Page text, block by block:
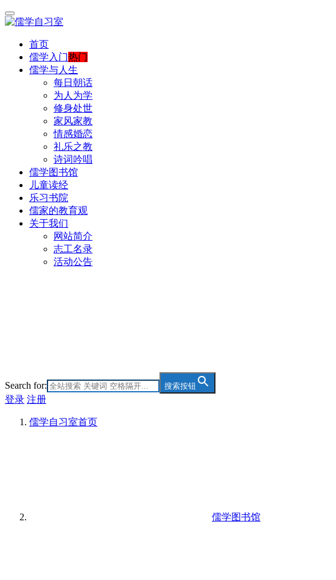
首页
儒学入门热门
儒学与人生
每日朝话
为人为学
修身处世
家风家教
情感婚恋
礼乐之教
诗词吟唱
儒学图书馆
儿童读经
乐习书院
儒家的教育观
关于我们
网站简介
志工名录
活动公告
Search for: 搜索按钮
登录 注册
儒学自习室首页
儒学图书馆